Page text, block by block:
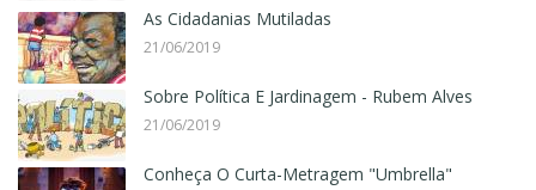
As Cidadanias Mutiladas
21/06/2019
Sobre Política E Jardinagem - Rubem Alves
21/06/2019
Conheça O Curta-Metragem "Umbrella"